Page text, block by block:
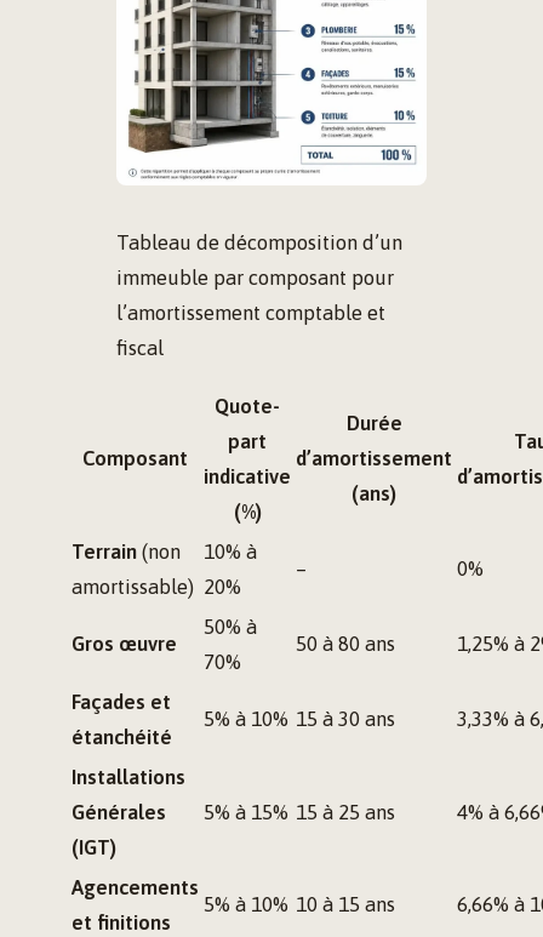
Tableau de décomposition d’un
immeuble par composant pour
l’amortissement comptable et
fiscal
Composant
Quote-
part
indicative
(%)
Durée
d’amortissement
(ans)
Terrain (non
amortissable)
10% à
20%
– 0%
Gros œuvre
50% à
70%
50 à 80 ans 1,25% à
Façades et
étanchéité
5% à 10% 15 à 30 ans 3,33% à
Installations
Générales
(IGT)
5% à 15% 15 à 25 ans 4% à
Agencements
et finitions
5% à 10% 10 à 15 ans 6,66% à